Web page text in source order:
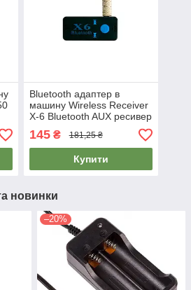
Bluetooth адаптер в
машину Wireless Receiver
X-6 Bluetooth AUX ресивер
автомобіля
145₴ 181,25 ₴
Купити
новинки
–20%